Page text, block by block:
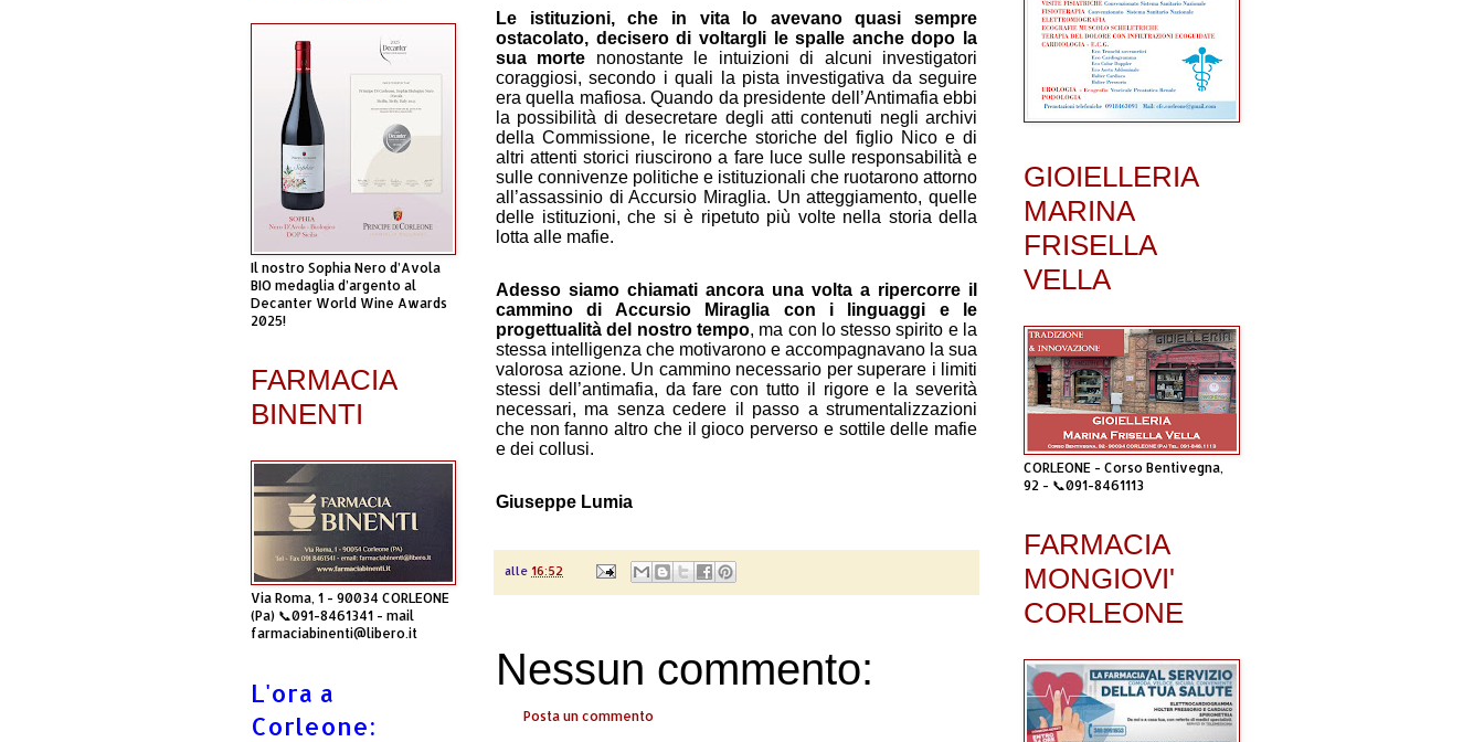
Le istituzioni, che in vita lo avevano quasi sempre
ostacolato, decisero di voltargli le spalle anche dopo la
sua morte nonostante le intuizioni di alcuni investigatori
coraggiosi, secondo i quali la pista investigativa da seguire
era quella mafiosa. Quando da presidente dell’Antimafia ebbi
la possibilità di desecretare degli atti contenuti negli archivi
della Commissione, le ricerche storiche del figlio Nico e di
altri attenti storici riuscirono a fare luce sulle responsabilità e
sulle connivenze politiche e istituzionali che ruotarono attorno
all’assassinio di Accursio Miraglia. Un atteggiamento, quelle
delle istituzioni, che si è ripetuto più volte nella storia della
lotta alle mafie.
Adesso siamo chiamati ancora una volta a ripercorre il
cammino di Accursio Miraglia con i linguaggi e le
progettualità del nostro tempo, ma con lo stesso spirito e la
stessa intelligenza che motivarono e accompagnavano la sua
valorosa azione. Un cammino necessario per superare i limiti
stessi dell’antimafia, da fare con tutto il rigore e la severità
necessari, ma senza cedere il passo a strumentalizzazioni
che non fanno altro che il gioco perverso e sottile delle mafie
e dei collusi.
Giuseppe Lumia
alle 16:52
Nessun commento:
Posta un commento
Il nostro Sophia Nero d’Avola
BIO medaglia d’argento al
Decanter World Wine Awards
2025!
FARMACIA
BINENTI
Via Roma, 1 - 90034 CORLEONE
(Pa) 📞091-8461341 - mail
farmaciabinenti@libero.it
L'ora a
Corleone:
GIOIELLERIA
MARINA
FRISELLA
VELLA
CORLEONE - Corso Bentivegna,
92 - 📞091-8461113
FARMACIA
MONGIOVI'
CORLEONE